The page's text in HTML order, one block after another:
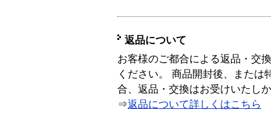
返品について
お客様のご都合による返品・交
ください。 商品開封後、または
合、返品・交換はお受けいたし
⇒返品について詳しくはこちら